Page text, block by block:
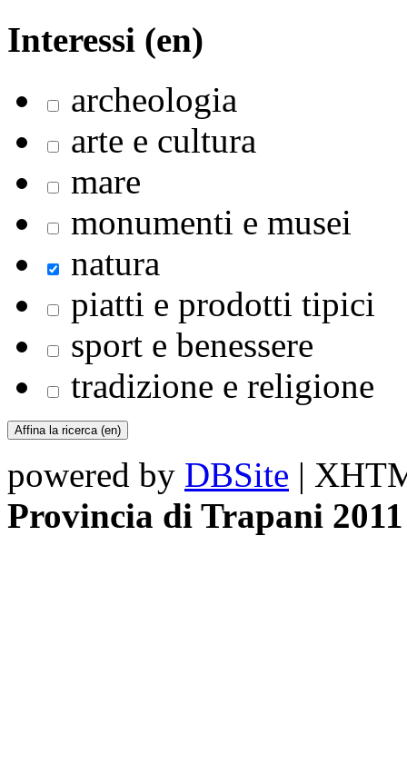
Interessi (en)
archeologia
arte e cultura
mare
monumenti e musei
natura
piatti e prodotti tipici
sport e benessere
tradizione e religione
powered by DBSite |
Provincia di Trapani 2011